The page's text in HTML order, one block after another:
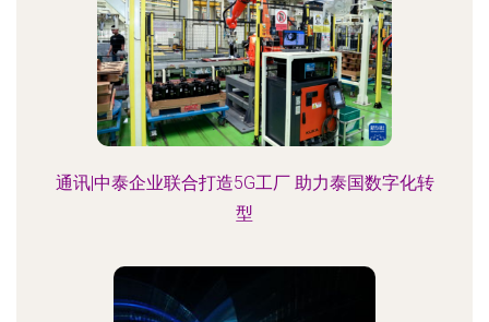
通讯|中泰企业联合打造5G工厂 助力泰国数字化转
型